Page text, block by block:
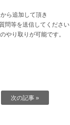
ら追加して頂き
問等を送信してください
やり取りが可能です。
次の記事 »